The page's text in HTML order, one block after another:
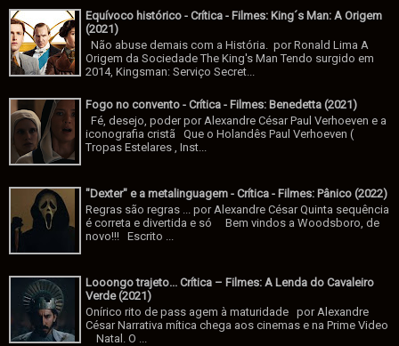
Equívoco histórico - Crítica - Filmes: King´s Man: A Origem
(2021)
Não abuse demais com a História. por Ronald Lima A
Origem da Sociedade The King's Man Tendo surgido em
2014, Kingsman: Serviço Secret...
Fogo no convento - Crítica - Filmes: Benedetta (2021)
Fé, desejo, poder por Alexandre César Paul Verhoeven e a
iconografia cristã Que o Holandês Paul Verhoeven (
Tropas Estelares , Inst...
"Dexter" e a metalinguagem - Crítica - Filmes: Pânico (2022)
Regras são regras ... por Alexandre César Quinta sequência
é correta e divertida e só Bem vindos a Woodsboro, de
novo!!! Escrito ...
Looongo trajeto... Crítica – Filmes: A Lenda do Cavaleiro
Verde (2021)
Onírico rito de pass agem à maturidade por Alexandre
César Narrativa mítica chega aos cinemas e na Prime Video
Natal. O ...